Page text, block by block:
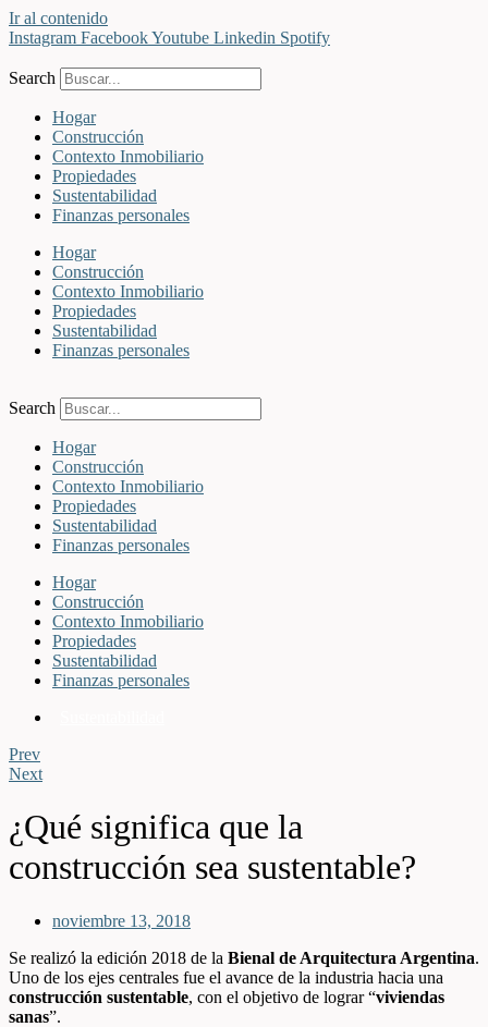
Ir al contenido
Instagram FacebookYoutube Linkedin Spotify
Search
Hogar
Construcción
Contexto Inmobiliario
Propiedades
Sustentabilidad
Finanzas personales
Hogar
Construcción
Contexto Inmobiliario
Propiedades
Sustentabilidad
Finanzas personales
Search
Hogar
Construcción
Contexto Inmobiliario
Propiedades
Sustentabilidad
Finanzas personales
Hogar
Construcción
Contexto Inmobiliario
Propiedades
Sustentabilidad
Finanzas personales
Prev
Next
¿Qué significa que la
construcción sea sustentable?
noviembre 13, 2018
Se realizó la edición 2018 de la Bienal de Arquitectura Argentina.
Uno de los ejes centrales fue el avance de la industria hacia una
construcción sustentable, con el objetivo de lograr “viviendas
sanas”.